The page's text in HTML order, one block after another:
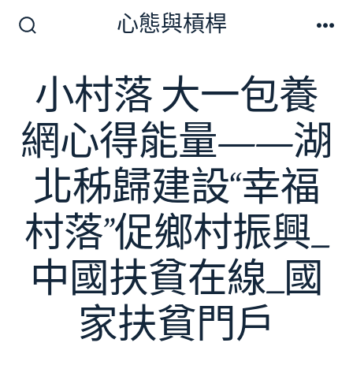
換
開
關
心態與槓桿
小村落 大一包養
網心得能量——湖
北秭歸建設“幸福
村落”促鄉村振興_
中國扶貧在線_國
家扶貧門戶